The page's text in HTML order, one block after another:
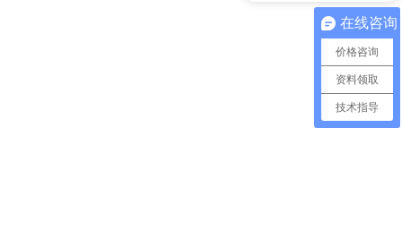
在线咨询
价格咨询
资料领取
技术指导